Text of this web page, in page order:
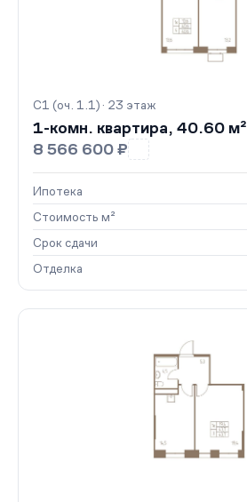
С1 (оч. 1.1) · 23 этаж
1-комн. квартира, 40.60 м²
8 566 600 ₽
Ипотека
Стоимость м²
Срок сдачи
Отделка